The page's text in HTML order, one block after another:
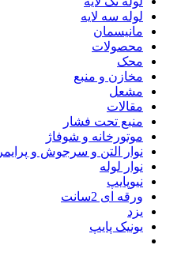
لوله سه لایه
مانیسمان
محصولات
محک
مخازن و منبع
مشعل
مقالات
منبع تحت فشار
موتورخانه و شوفاژ
نوار التن و سرجوش و پرایمر
نوار لوله
نیوپایپ
ورقه ای 2سانت
یزد
یونیک پایپ